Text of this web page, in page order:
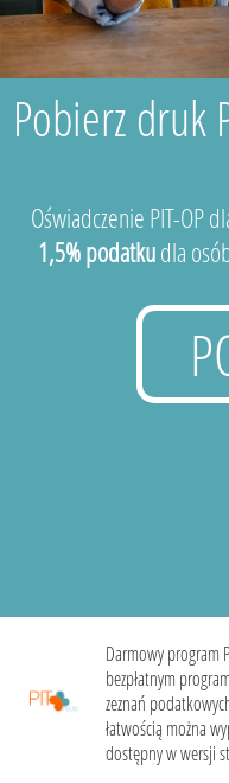
Pobierz druk
Oświadczenie PIT-OP
1,5% podatkudla
Darmowy program
bezpłatnym
zeznań
łatwością można
dostępny w wersji